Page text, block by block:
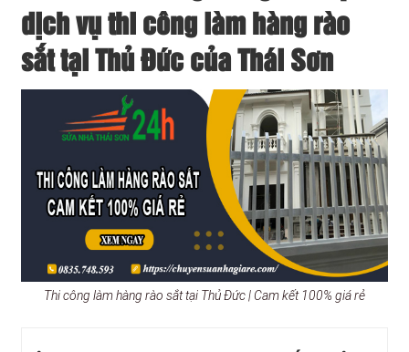
dịch vụ thi công làm hàng rào
sắt tại Thủ Đức của Thái Sơn
Thi công làm hàng rào sắt tại Thủ Đức | Cam kết 100% giá rẻ